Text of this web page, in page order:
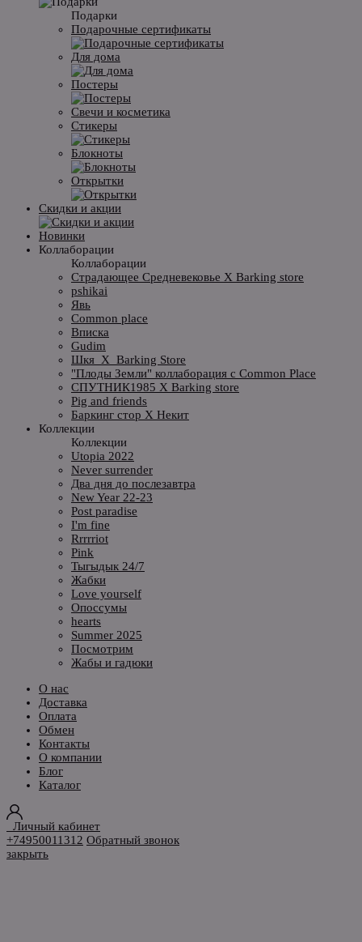
Подарки
Подарочные сертификаты
Для дома
Постеры
Свечи и косметика
Стикеры
Блокноты
Открытки
Скидки и акции
Новинки
Коллаборации
Коллаборации
Страдающее Средневековье X Barking store
pshikai
Явь
Common place
Вписка
Gudim
Шкя_X_Barking Store
"Плоды Земли" коллаборация с Common Place
СПУТНИК1985 X Barking store
Pig and friends
Баркинг стор X Некит
Коллекции
Коллекции
Utopia 2022
Never surrender
Два дня до послезавтра
New Year 22-23
Post paradise
I'm fine
Rrrrriot
Pink
Тыгыдык 24/7
Жабки
Love yourself
Опоссумы
hearts
Summer 2025
Посмотрим
Жабы и гадюки
О нас
Доставка
Оплата
Обмен
Контакты
О компании
Блог
Каталог
Личный кабинет
+74950011312 Обратный звонок
закрыть